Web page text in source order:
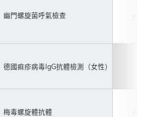
幽門螺旋菌呼氣檢查 ✔
德國痲疹病毒IgG抗體檢測（女性）
梅毒螺旋體抗體 ✔